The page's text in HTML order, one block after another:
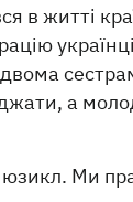
в житті
а
Ми